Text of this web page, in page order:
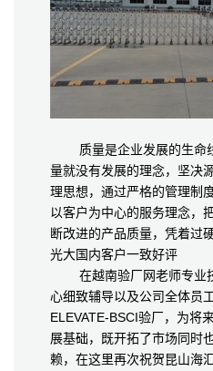
质量是企业发展的生命
量就没有发展的理念，坚决
理思想，通过严格的管理制
以客户为中心的服务理念，
断改进的产品质量，凭着过
光大国内客户一致好评
在越南验厂网老师专业
心细致辅导以及公司全体员
ELEVATE-BSCI验厂，为将
展基础，既开拓了市场同时
赖，在这里再次祝贺昆山海